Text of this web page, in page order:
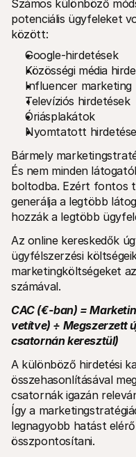
Számos különböző
potenciális ügyfeleket
között:
Google-hirdetések
Közösségi média
Influencer marketing
Televíziós hirdetések
Óriásplakátok
Nyomtatott
Bármely
És nem minden
boltodba. Ezért fontos
generálja a legtöbb
hozzák a legtöbb
Az online kereskedők
ügyfélszerzési
marketingköltségeket
számával.
CAC (€-ban) =
vetítve) ÷ Megszerzett
csatornán keresztül)
A különböző hirdetési
összehasonlításával
csatornák igazán
Így a
legnagyobb hatást
összpontosítani.